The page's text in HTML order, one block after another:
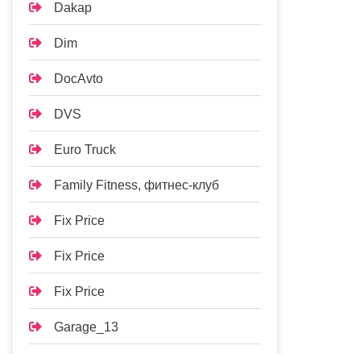
Dakap
Dim
DocAvto
DVS
Euro Truck
Family Fitness, фитнес-клуб
Fix Price
Fix Price
Fix Price
Garage_13